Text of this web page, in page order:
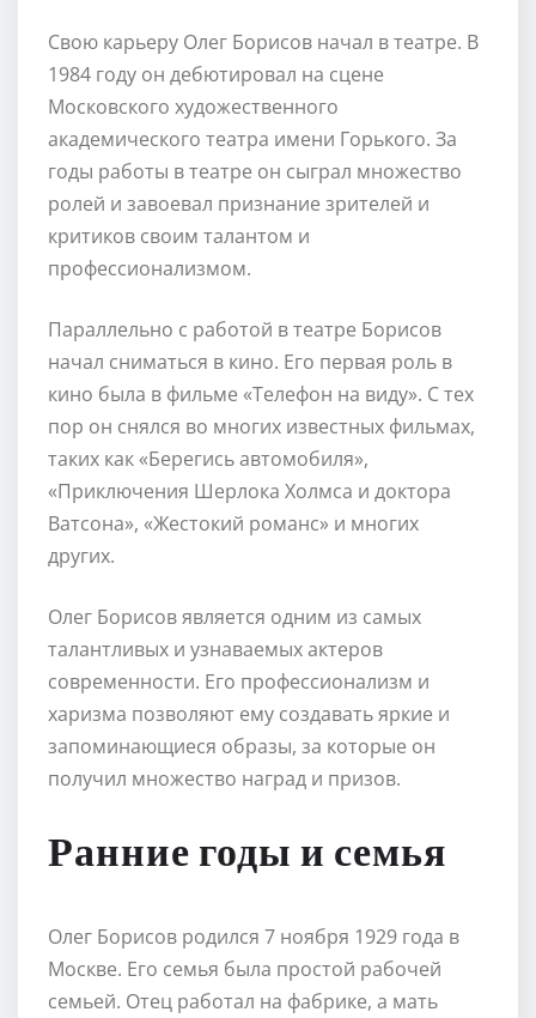
Свою карьеру Олег Борисов начал в театре. В
1984 году он дебютировал на сцене
Московского художественного
академического театра имени Горького. За
годы работы в театре он сыграл множество
ролей и завоевал признание зрителей и
критиков своим талантом и
профессионализмом.
Параллельно с работой в театре Борисов
начал сниматься в кино. Его первая роль в
кино была в фильме «Телефон на виду». С тех
пор он снялся во многих известных фильмах,
таких как «Берегись автомобиля»,
«Приключения Шерлока Холмса и доктора
Ватсона», «Жестокий романс» и многих
других.
Олег Борисов является одним из самых
талантливых и узнаваемых актеров
современности. Его профессионализм и
харизма позволяют ему создавать яркие и
запоминающиеся образы, за которые он
получил множество наград и призов.
Ранние годы и семья
Олег Борисов родился 7 ноября 1929 года в
Москве. Его семья была простой рабочей
семьей. Отец работал на фабрике, а мать